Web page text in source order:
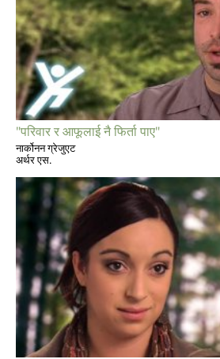
"परिवार र आफूलाई नै फिर्ता पाए"
नार्कोनन ग्रेजुएट
अर्थर एस.